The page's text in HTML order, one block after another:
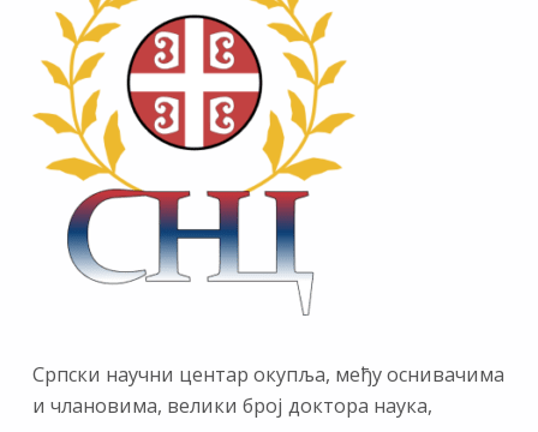
Српски научни центар окупља, међу оснивачима
и члановима, велики број доктора наука,